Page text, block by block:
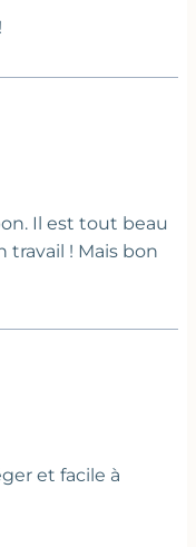
Il est tout beau
travail ! Mais bon
et facile à